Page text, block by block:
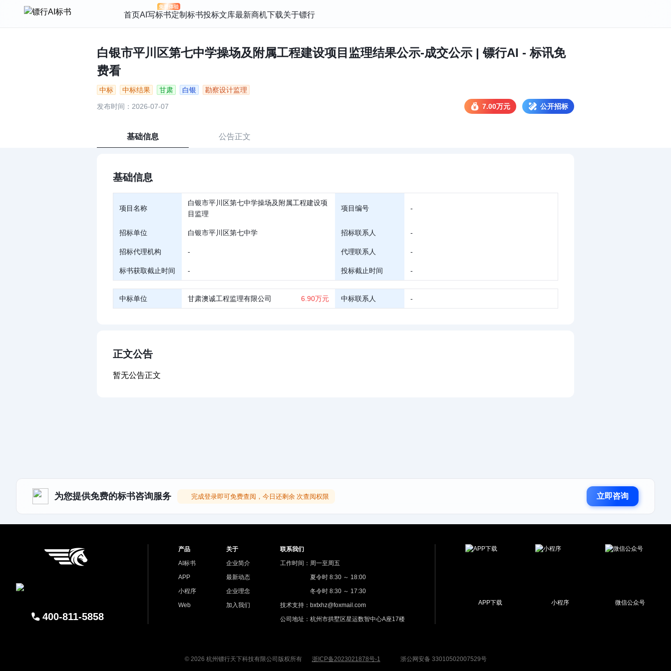
首页AI写标书定制标书投标文库最新商机下载关于镖行
白银市平川区第七中学操场及附属工程建设项目监理结果公示-成交公示 | 镖行AI - 标讯免
费看
中标 中标结果 甘肃 白银 勘察设计监理
发布时间：2026-07-07 7.00万元 公开招标
基础信息 公告正文
基础信息
项目名称
白银市平川区第七中学操场及附属工程建设项
目监理
项目编号 -
招标单位 白银市平川区第七中学 招标联系人 -
招标代理机构 - 代理联系人 -
标书获取截止时间 - 投标截止时间 -
中标单位 甘肃澳诚工程监理有限公司 6.90万元 中标联系人 -
正文公告
暂无公告正文
为您提供免费的标书咨询服务 完成登录即可免费查阅，今日还剩余 次查阅权限 立即咨询
400-811-5858
产品
AI标书
APP
小程序
Web
关于
企业简介
最新动态
企业理念
加入我们
联系我们
工作时间：周一至周五
夏令时 8:30 ～ 18:00
冬令时 8:30 ～ 17:30
技术支持：bxtxhz@foxmail.com
公司地址：杭州市拱墅区星运数智中心A座17楼
APP下载 小程序 微信公众号
© 2026 杭州镖行天下科技有限公司版权所有 浙ICP备2023021878号-1 浙公网安备 33010502007529号